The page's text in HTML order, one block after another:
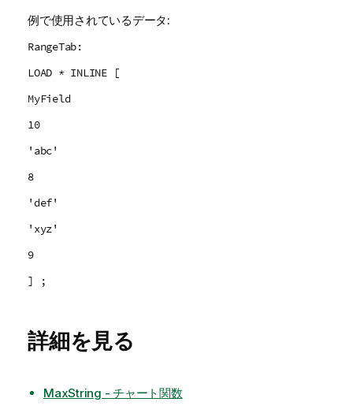
例で使用されているデータ:
RangeTab:
LOAD * INLINE [
MyField
10
'abc'
8
'def'
'xyz'
9
] ;
詳細を見る
MaxString - チャート関数